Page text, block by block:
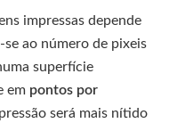
impressas depende
se ao número de pixeis
superfície
em pontos por
será mais nítido